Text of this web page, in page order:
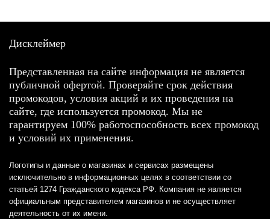
Дисклеймер
Представленная на сайте информация не является
публичной офертой. Проверяйте срок действия
промокодов, условия акций и их проведения на
сайте, где используется промокод. Мы не
гарантируем 100% работоспособность всех промокод
и условий их применения.
Логотипы и данные о магазинах и сервисах размещены
исключительно в информационных целях в соответствии со
статьей 1274 Гражданского кодекса РФ. Компания не является
официальным представителем магазинов и не осуществляет
деятельность от их имени.